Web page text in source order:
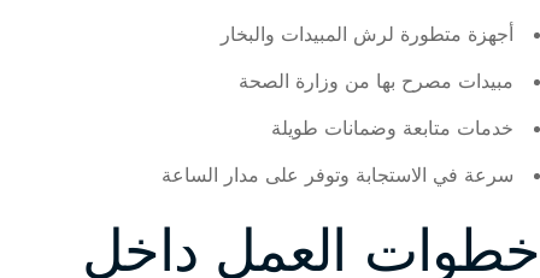
أجهزة متطورة لرش المبيدات والبخار
مبيدات مصرح بها من وزارة الصحة
خدمات متابعة وضمانات طويلة
سرعة في الاستجابة وتوفر على مدار الساعة
خطوات العمل داخل